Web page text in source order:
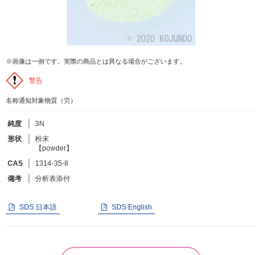
常温常圧で気体であり、弊社では取り扱いしておりません。
放射性元素または人工元素であり、弊社では取り扱いしておりません。
キーワードで検索する
フリーワードで検索
CAS番号で検索
※画像は一例です。実際の商品とは異なる場合がございます。
警告
名称通知対象物質（労）
純度
3N
形状
粉末
【powder】
CAS
1314-35-8
備考
分析表添付
SDS 日本語 SDS English